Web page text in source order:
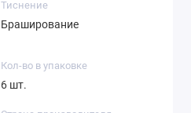
Тиснение
Браширование
Кол-во в упаковке
6 шт.